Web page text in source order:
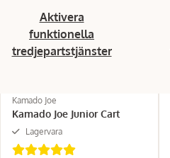
Aktivera
funktionella
tredjepartstjänster
Kamado Joe
Kamado Joe Junior Cart
Lagervara